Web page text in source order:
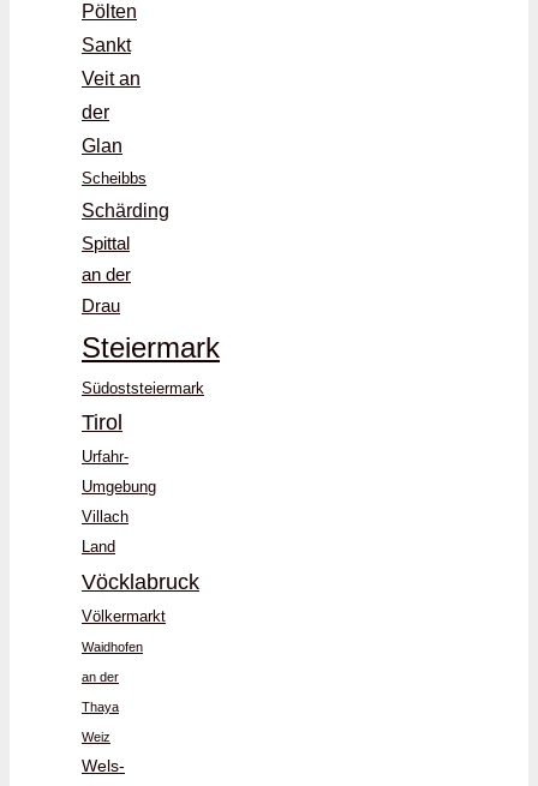
Pölten
Sankt
Veit an
der
Glan
Scheibbs
Schärding
Spittal
an der
Drau
Steiermark
Südoststeiermark
Tirol
Urfahr-
Umgebung
Villach
Land
Vöcklabruck
Völkermarkt
Waidhofen
an der
Thaya
Weiz
Wels-